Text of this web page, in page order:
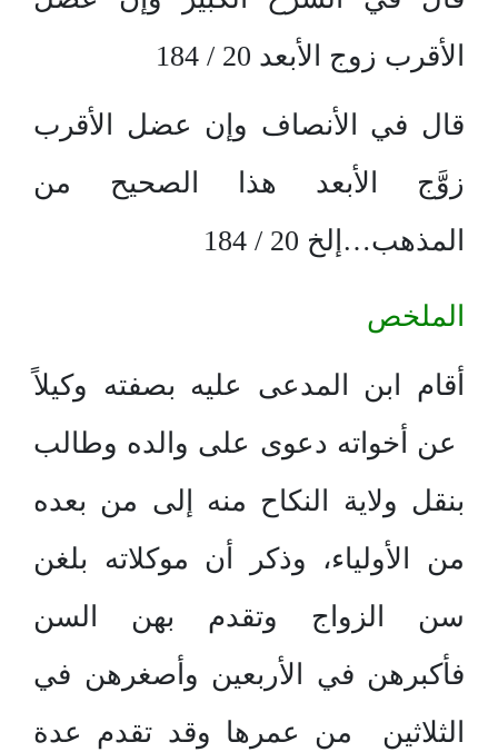
الأقرب زوج الأبعد 20 / 184
قال في الأنصاف وإن عضل الأقرب
زوَّج الأبعد هذا الصحيح من
المذهب…إلخ 20 / 184
الملخص
أقام ابن المدعى عليه بصفته وكيلاً
عن أخواته دعوى على والده وطالب
بنقل ولاية النكاح منه إلى من بعده
من الأولياء، وذكر أن موكلاته بلغن
سن الزواج وتقدم بهن السن
فأكبرهن في الأربعين وأصغرهن في
الثلاثين من عمرها وقد تقدم عدة